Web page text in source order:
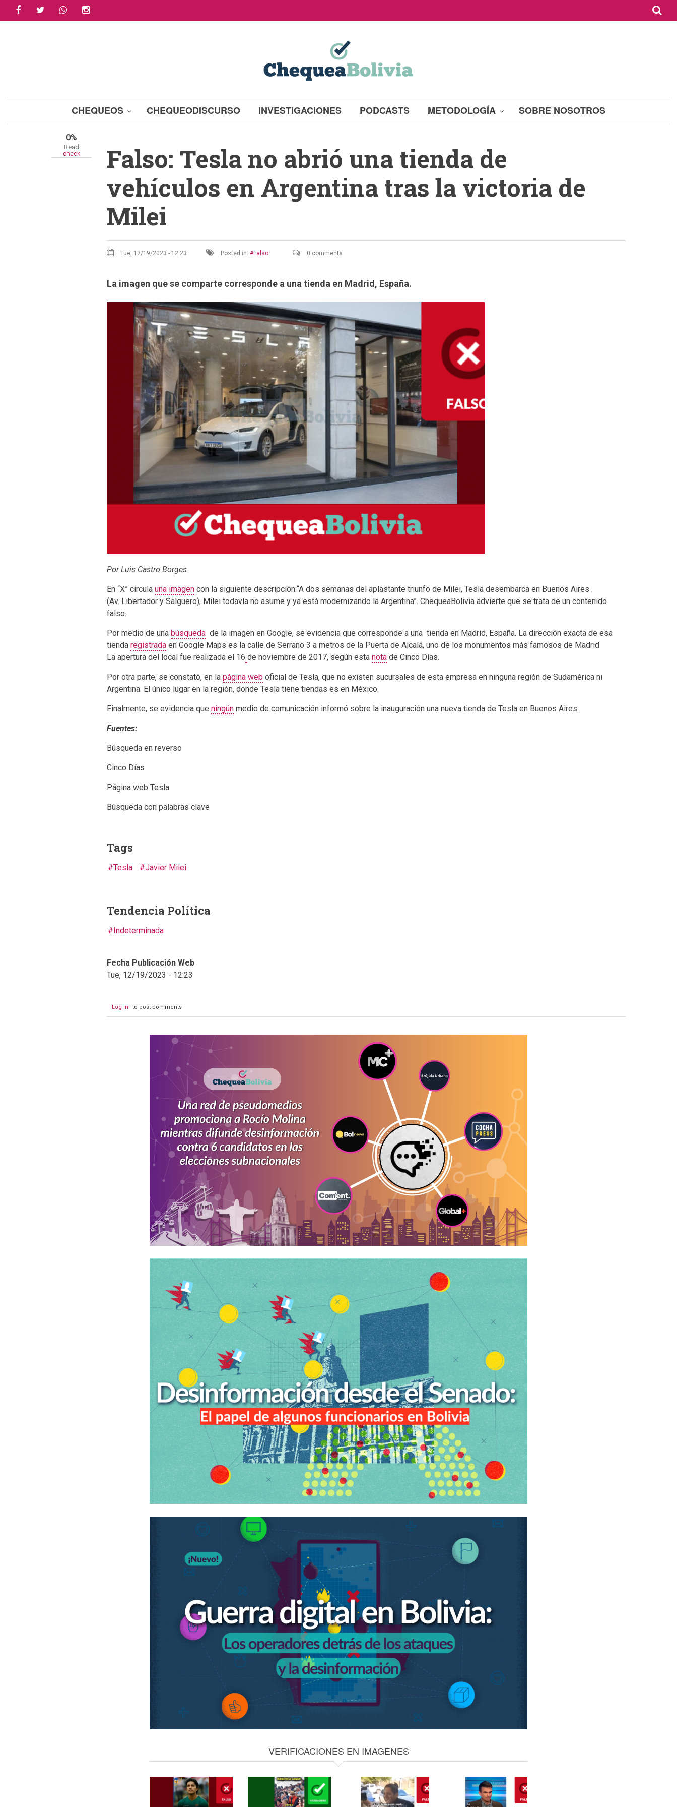
facebooktwitter whatsapp
CHEQUEOS CHEQUEODISCURSO INVESTIGACIONES PODCASTS METODOLOGÍA SOBRE NOSOTROS
check
Share
0%
Read
Falso: Tesla no abrió una tienda de
vehículos en Argentina tras la victoria de
Milei
Tue, 12/19/2023 - 12:23 Posted in: Falso 0 comments
La imagen que se comparte corresponde a una tienda en Madrid, España.
Por Luis Castro Borges
En “X” circula una imagen con la siguiente descripción:“A dos semanas del aplastante triunfo de Milei, Tesla desembarca en Buenos Aires .
(Av. Libertador y Salguero), Milei todavía no asume y ya está modernizando la Argentina”. ChequeaBolivia advierte que se trata de un contenido
falso.
Por medio de una búsqueda de la imagen en Google, se evidencia que corresponde a una tienda en Madrid, España. La dirección exacta de esa
tienda registrada en Google Maps es la calle de Serrano 3 a metros de la Puerta de Alcalá, uno de los monumentos más famosos de Madrid.
La apertura del local fue realizada el 16 de noviembre de 2017, según esta nota de Cinco Días.
Por otra parte, se constató, en la página web oficial de Tesla, que no existen sucursales de esta empresa en ninguna región de Sudamérica ni
Argentina. El único lugar en la región, donde Tesla tiene tiendas es en México.
Finalmente, se evidencia que ningún medio de comunicación informó sobre la inauguración una nueva tienda de Tesla en Buenos Aires.
Fuentes:
Búsqueda en reverso
Cinco Días
Página web Tesla
Búsqueda con palabras clave
Tags
Tesla Javier Milei
Tendencia Política
Indeterminada
Fecha Publicación Web
Tue, 12/19/2023 - 12:23
Log in to post comments
VERIFICACIONES EN IMAGENES